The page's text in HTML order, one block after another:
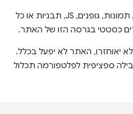
: CSS, תמונות, גופנים, JS, תבניות או כל
כסטטי בגרסה הזו של האתר.
יאוחזרו, האתר לא יפעל בכלל.
ספציפית לפלטפורמה תכלול